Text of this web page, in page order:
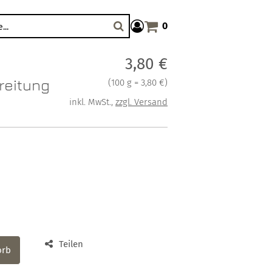
Warenkorb anzeigen. Sie
0
Verkaufspreis: 3,80 €
3,80 €
Preis pro 100 g = 3,80 €
(100 g = 3,80 €)
inkl. MwSt., zzgl. Versand
Teilen